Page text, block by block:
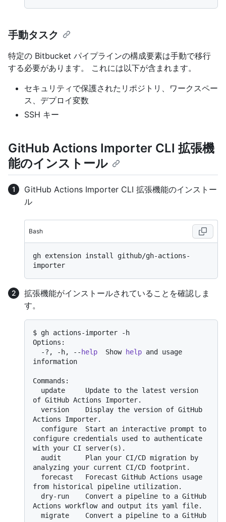
手動タスク
特定の Bitbucket パイプラインの構成要素は手動で移行
する必要があります。 これには以下が含まれます。
セキュリティで保護されたリポジトリ、ワークスペー
ス、デプロイ変数
SSH キー
GitHub Actions Importer CLI 拡張機
能のインストール
GitHub Actions Importer CLI 拡張機能のインストー
ル
Bash
gh extension install github/gh-actions-
拡張機能がインストールされていることを確認しま
す。
$ gh actions-importer -h
Options:
  -?, -h, --
help
  Show
help and usage
information
Commands:
of GitHub Actions Importer.
Actions Importer.
configure credentials used to authenticate
with your CI server(s).
analyzing your current CI/CD footprint.
from historical pipeline utilization.
Actions workflow and output its yaml file.